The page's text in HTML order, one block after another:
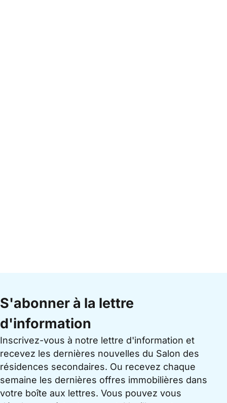
S'abonner à la lettre
d'information
Inscrivez-vous à notre lettre d'information et
recevez les dernières nouvelles du Salon des
résidences secondaires. Ou recevez chaque
semaine les dernières offres immobilières dans
votre boîte aux lettres. Vous pouvez vous